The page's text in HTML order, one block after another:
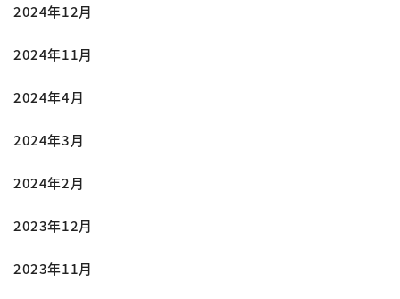
2024年12月
2024年11月
2024年4月
2024年3月
2024年2月
2023年12月
2023年11月